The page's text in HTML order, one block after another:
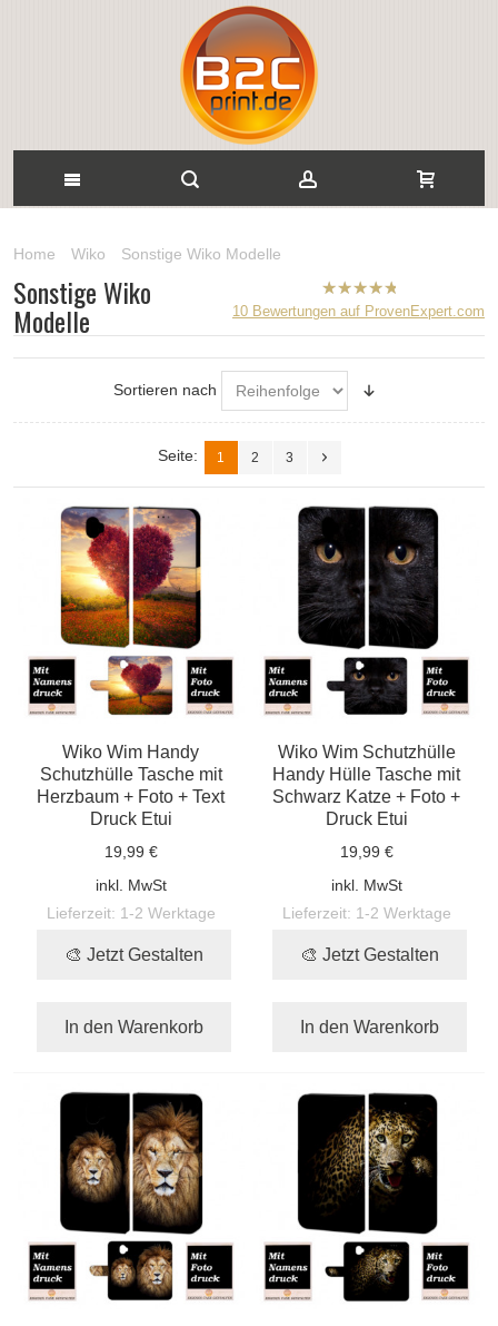
Home Wiko Sonstige Wiko Modelle
B2CPrint
Sternen |
10 Bewertungen auf ProvenExpert.com
Sonstige Wiko
Modelle
Sortieren nach
Seite: 1 2 3
Wiko Wim Handy
Schutzhülle Tasche mit
Herzbaum + Foto + Text
Druck Etui
19,99 €
inkl. MwSt
Lieferzeit: 1-2 Werktage
🎨 Jetzt Gestalten
In den Warenkorb
Wiko Wim Schutzhülle
Handy Hülle Tasche mit
Schwarz Katze + Foto +
Druck Etui
19,99 €
inkl. MwSt
Lieferzeit: 1-2 Werktage
🎨 Jetzt Gestalten
In den Warenkorb